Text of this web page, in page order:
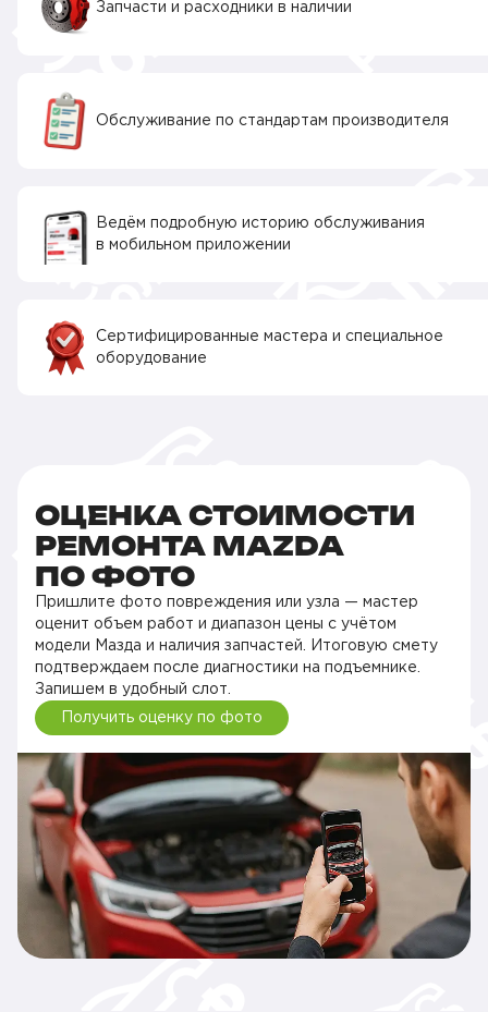
Запчасти и расходники в наличии
Обслуживание по стандартам производителя
Ведём подробную историю обслуживания
в мобильном приложении
Сертифицированные мастера и специальное
оборудование
ОЦЕНКА СТОИМОСТИ
РЕМОНТА MAZDA
ПО ФОТО
Пришлите фото повреждения или узла — мастер
оценит объем работ и диапазон цены с учётом
модели Мазда и наличия запчастей. Итоговую смету
подтверждаем после диагностики на подъемнике.
Запишем в удобный слот.
Получить оценку по фото